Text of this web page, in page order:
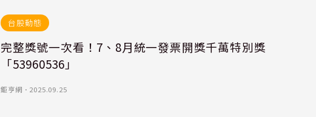
台股動態
完整獎號一次看！7、8月統一發票開獎千萬特別獎
「53960536」
鉅亨網 ． 2025.09.25